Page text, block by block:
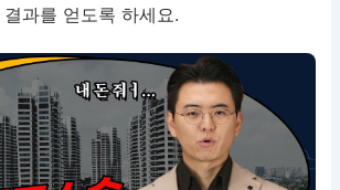
과를 얻도록 하세요.